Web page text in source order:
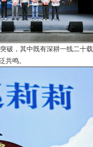
破，其中既有深耕一线二十载
共鸣。